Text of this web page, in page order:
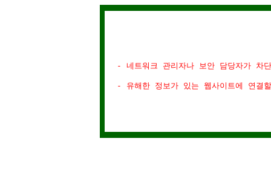
- 네트워크 관리자나 보안 담당자가 차
- 유해한 정보가 있는 웹사이트에 연결